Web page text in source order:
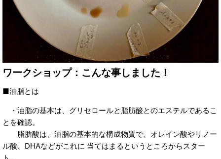
ワークショップ：こんな事しました！
■油脂とは
・油脂の基本は、グリセロールと脂肪酸とのエステルであるこ
とを確認。
脂肪酸は、油脂の基本的な構成物質で、オレイン酸やリノー
ル酸、DHAなどがこれに 当てはまるというところからスター